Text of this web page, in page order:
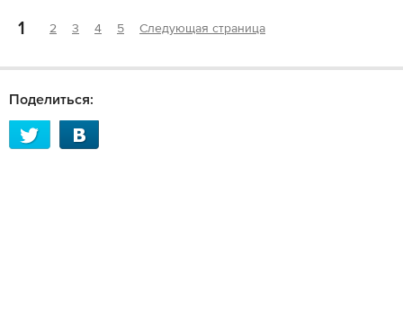
1 2 3 4 5 Следующая страница
Поделиться: